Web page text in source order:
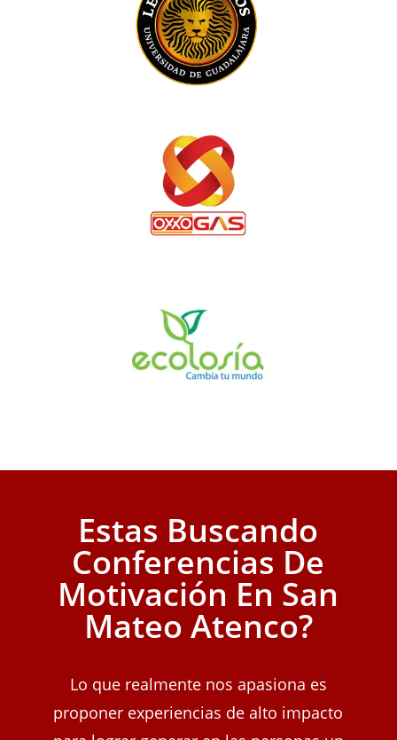
Estas Buscando
Conferencias De
Motivación En San
Mateo Atenco?
Lo que realmente nos apasiona es
proponer experiencias de alto impacto